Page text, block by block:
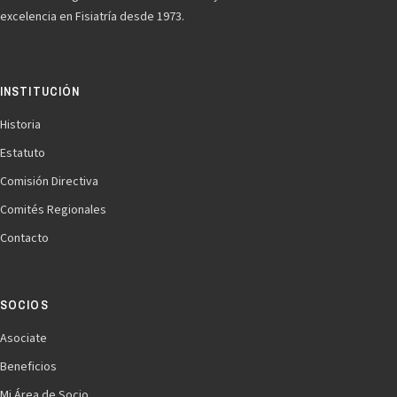
excelencia en Fisiatría desde 1973.
INSTITUCIÓN
Historia
Estatuto
Comisión Directiva
Comités Regionales
Contacto
SOCIOS
Asociate
Beneficios